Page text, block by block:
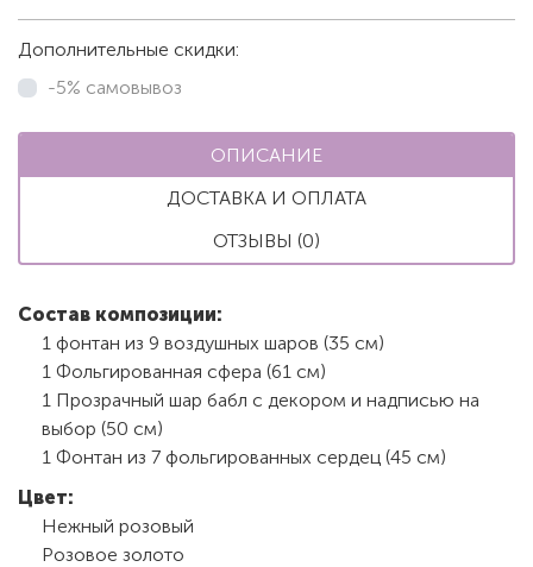
Дополнительные скидки:
-5% самовывоз
ОПИСАНИЕ
ДОСТАВКА И ОПЛАТА
ОТЗЫВЫ (0)
Состав композиции:
1 фонтан из 9 воздушных шаров (35 см)
1 Фольгированная сфера (61 см)
1 Прозрачный шар бабл с декором и надписью на
выбор (50 см)
1 Фонтан из 7 фольгированных сердец (45 см)
Цвет:
Нежный розовый
Розовое золото